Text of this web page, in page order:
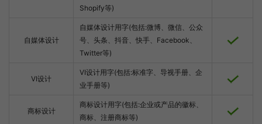
Shopify等)
自媒体设计
自媒体设计用字(包括:微博、微信、公众
号、头条、抖音、快手、Facebook、
Twitter等)
VI设计
VI设计用字(包括:标准字、导视手册、企
业手册等)
商标设计
商标设计用字(包括:企业或产品的徽标、
商标、注册商标等)